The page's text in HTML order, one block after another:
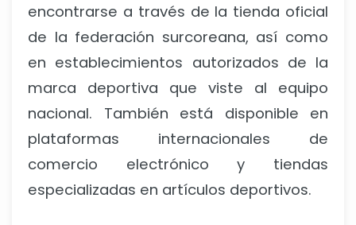
encontrarse a través de la tienda oficial
de la federación surcoreana, así como
en establecimientos autorizados de la
marca deportiva que viste al equipo
nacional. También está disponible en
plataformas internacionales de
comercio electrónico y tiendas
especializadas en artículos deportivos.